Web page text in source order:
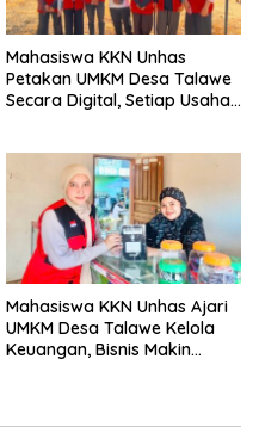
Mahasiswa KKN Unhas
Petakan UMKM Desa Talawe
Secara Digital, Setiap Usaha
Mahasiswa KKN Unhas Ajari
UMKM Desa Talawe Kelola
Keuangan, Bisnis Makin